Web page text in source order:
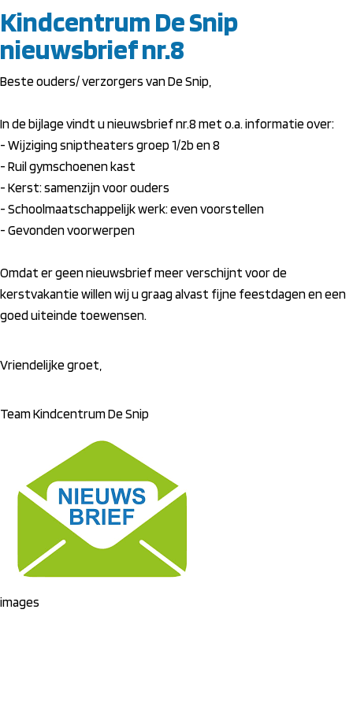
Kindcentrum De Snip
nieuwsbrief nr.8
Beste ouders/ verzorgers van De Snip,
In de bijlage vindt u nieuwsbrief nr.8 met o.a. informatie over:
- Wijziging sniptheaters groep 1/2b en 8
- Ruil gymschoenen kast
- Kerst: samenzijn voor ouders
- Schoolmaatschappelijk werk: even voorstellen
- Gevonden voorwerpen
Omdat er geen nieuwsbrief meer verschijnt voor de
kerstvakantie willen wij u graag alvast fijne feestdagen en een
goed uiteinde toewensen.
Vriendelijke groet,
Team Kindcentrum De Snip
images